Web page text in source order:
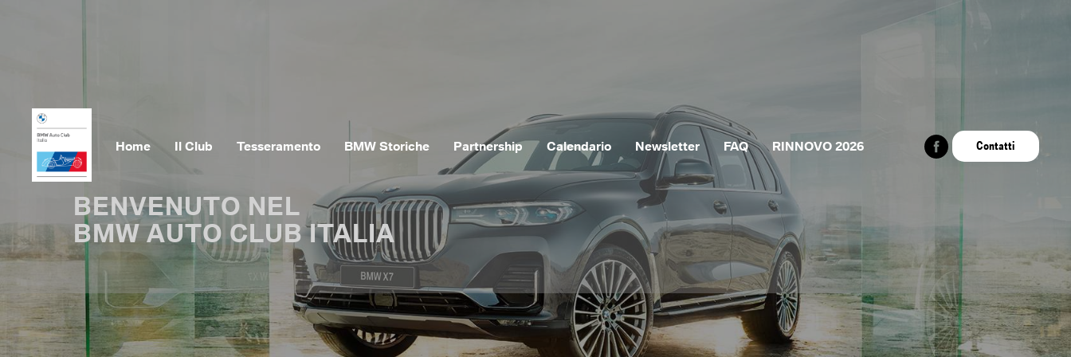
Home Il Club Tesseramento BMW Storiche Partnership Calendario Newsletter FAQ RINNOVO 2026 Contatti
BENVENUTO NEL
BMW AUTO CLUB ITALIA